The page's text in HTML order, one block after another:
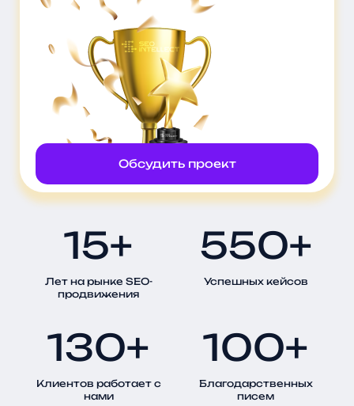
Обсудить проект
15+
Лет на рынке SEO-
продвижения
550+
Успешных кейсов
130+
Клиентов работает с
нами
100+
Благодарственных
писем